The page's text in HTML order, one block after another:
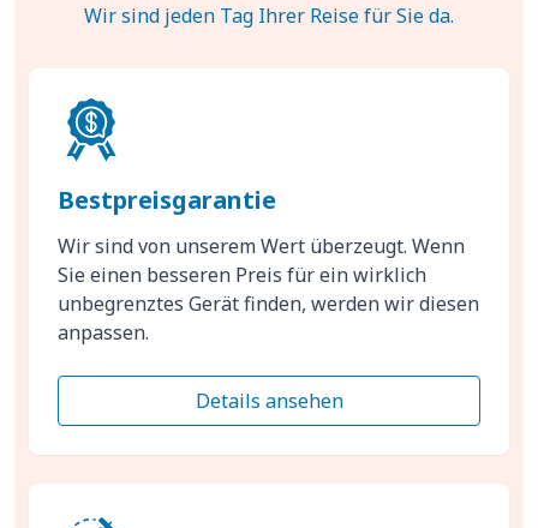
Wir sind jeden Tag Ihrer Reise für Sie da.
Bestpreisgarantie
Wir sind von unserem Wert überzeugt. Wenn
Sie einen besseren Preis für ein wirklich
unbegrenztes Gerät finden, werden wir diesen
anpassen.
Details ansehen